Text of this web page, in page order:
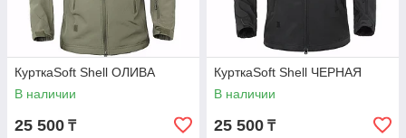
КурткаSoft Shell ОЛИВА
В наличии
25 500 ₸
КурткаSoft Shell ЧЕРНАЯ
В наличии
25 500 ₸